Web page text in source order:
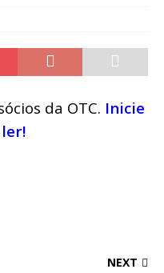
da OTC. Inicie
NEXT